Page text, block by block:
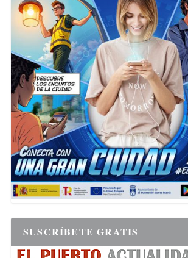
SUSCRÍBETE GRATIS